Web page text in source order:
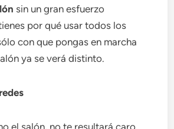
sin un gran esfuerzo
por qué usar todos los
con que pongas en marcha
ya se verá distinto.
el salón, no te resultará caro.